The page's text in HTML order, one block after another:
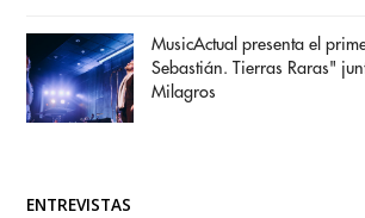
MusicActual presenta el
Sebastián. Tierras Raras"
Milagros
ENTREVISTAS